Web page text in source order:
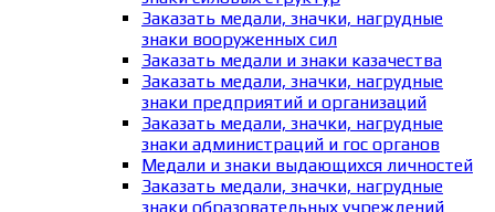
Заказать медали, значки, нагрудные
знаки вооруженных сил
Заказать медали и знаки казачества
Заказать медали, значки, нагрудные
знаки предприятий и организаций
Заказать медали, значки, нагрудные
знаки администраций и гос органов
Медали и знаки выдающихся личностей
Заказать медали, значки, нагрудные
знаки образовательных учреждений